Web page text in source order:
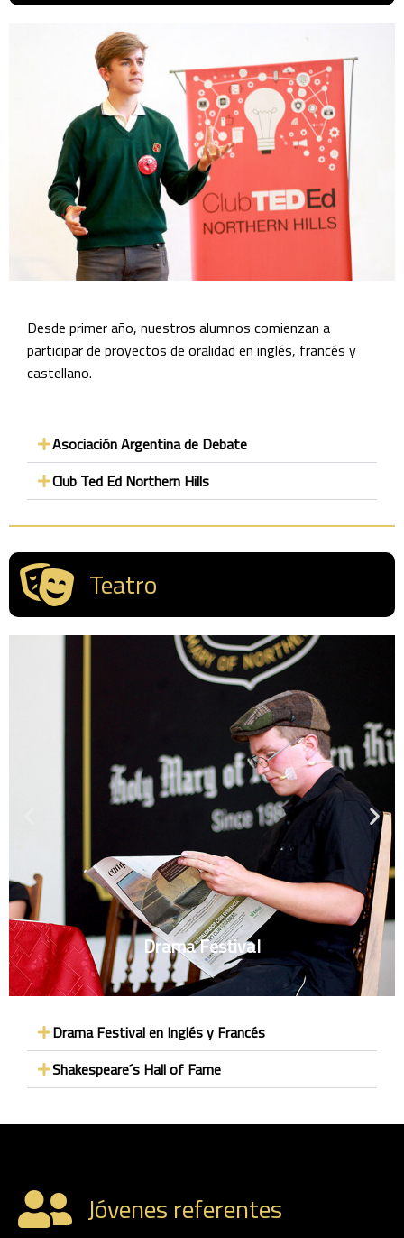
Desde primer año, nuestros alumnos comienzan a
participar de proyectos de oralidad en inglés, francés y
castellano.
Asociación Argentina de Debate
Club Ted Ed Northern Hills
Teatro
Drama Festival
Drama Festival en Inglés y Francés
Shakespeare´s Hall of Fame
Jóvenes referentes